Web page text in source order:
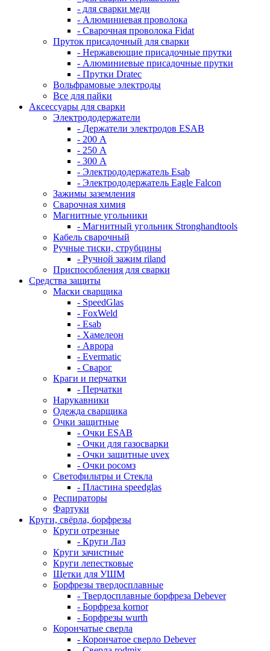
- для сварки меди
- Алюминиевая проволока
- Сварочная проволока Fidat
Пруток присадочный для сварки
- Нержавеющие присадочные прутки
- Алюминиевые присадочные прутки
- Прутки Dratec
Вольфрамовые электроды
Все для пайки
Аксессуары для сварки
Электрододержатели
- Держатели электродов ESAB
- 200 А
- 250 А
- 300 А
- Электрододержатель Esab
- Электрододержатель Eagle Falcon
Зажимы заземления
Сварочная химия
Магнитные угольники
- Магнитный угольник Stronghandtools
Кабель сварочный
Ручные тиски, струбцины
- Ручной зажим riland
Приспособления для сварки
Средства защиты
Маски сварщика
- SpeedGlas
- FoxWeld
- Esab
- Хамелеон
- Аврора
- Evermatic
- Сварог
Краги и перчатки
- Перчатки
Нарукавники
Одежда сварщика
Очки защитные
- Очки ESAB
- Очки для газосварки
- Очки защитные uvex
- Очки росомз
Светофильтры и Стекла
- Пластина speedglas
Респираторы
Фартуки
Круги, свёрла, борфрезы
Круги отрезные
- Круги Лаз
Круги зачистные
Круги лепестковые
Щетки для УШМ
Борфрезы твердосплавные
- Твердосплавные борфреза Debever
- Борфреза kornor
- Борфрезы wurth
Корончатые сверла
- Корончатое сверло Debever